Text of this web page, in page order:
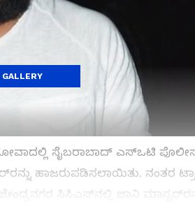
ಗೋವಾದಲ್ಲಿ ಸೈಬರಾಬಾದ್ ಎಸ್‌ಒಟಿ
ಹಾಜರುಪಡಿಸಲಾಯಿತು. ನಂತರ
ಸಿಸಿಎಸ್‌ನಲ್ಲಿ ಜಾನಿ